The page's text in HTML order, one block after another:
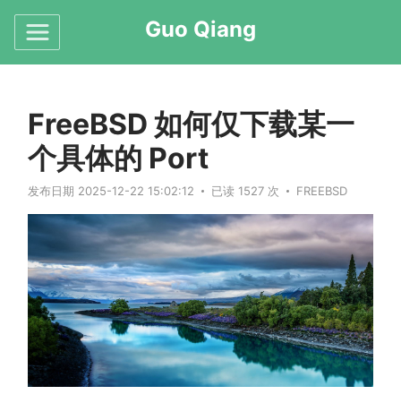
Guo Qiang
FreeBSD 如何仅下载某一
个具体的 Port
发布日期 2025-12-22 15:02:12 已读 1527 次 FREEBSD